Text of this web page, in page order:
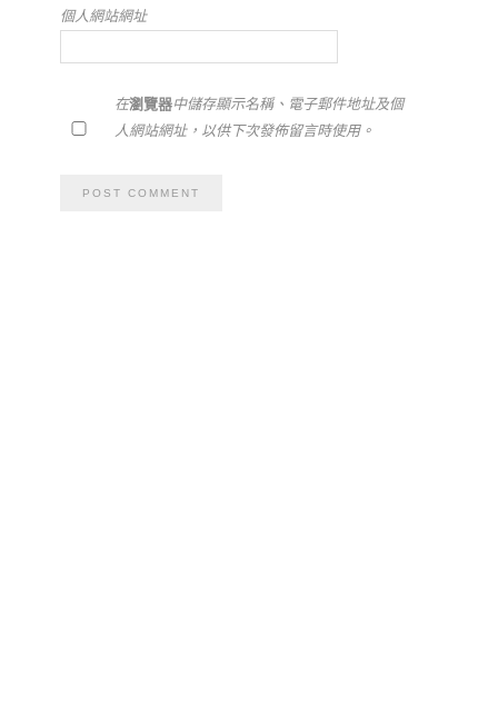
個人網站網址
在瀏覽器中儲存顯示名稱、電子郵件地址及個
人網站網址，以供下次發佈留言時使用。